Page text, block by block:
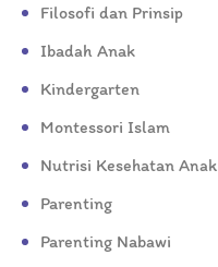
Filosofi dan Prinsip
Ibadah Anak
Kindergarten
Montessori Islam
Nutrisi Kesehatan Anak
Parenting
Parenting Nabawi